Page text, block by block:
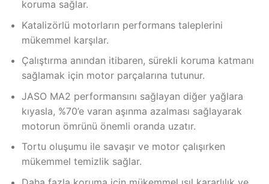
koruma sağlar.
Katalizörlü motorların performans taleplerini
mükemmel karşılar.
Çalıştırma anından itibaren, sürekli koruma katmanı
sağlamak için motor parçalarına tutunur.
JASO MA2 performansını sağlayan diğer yağlara
kıyasla, %70’e varan aşınma azalması sağlayarak
motorun ömrünü önemli oranda uzatır.
Tortu oluşumu ile savaşır ve motor çalışırken
mükemmel temizlik sağlar.